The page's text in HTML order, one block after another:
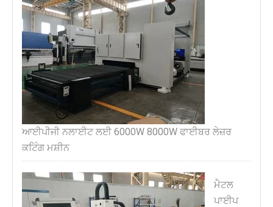
ਆਈਪੀਜੀ ਨਲਾਈਟ ਲਈ 6000W 8000W ਫਾਈਬਰ ਲੇਜ਼ਰ
ਕਟਿੰਗ ਮਸ਼ੀਨ
ਮੈਟਲ
ਪਾਈਪ